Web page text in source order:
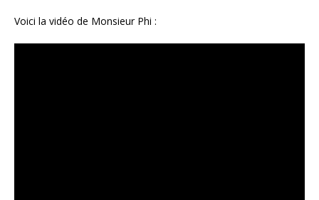
Voici la vidéo de Monsieur Phi :